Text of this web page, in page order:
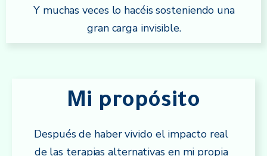
Y muchas veces lo hacéis sosteniendo una
gran carga invisible.
Mi propósito
Después de haber vivido el impacto real
de las terapias alternativas en mi propia